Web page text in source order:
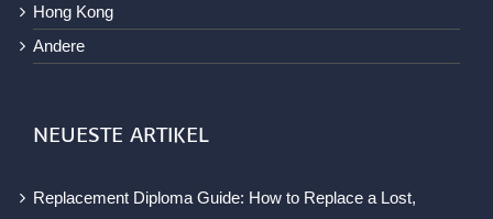
Hong Kong
Andere
NEUESTE ARTIKEL
Replacement Diploma Guide: How to Replace a Lost,